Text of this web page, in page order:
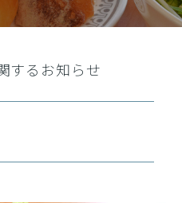
するお知らせ